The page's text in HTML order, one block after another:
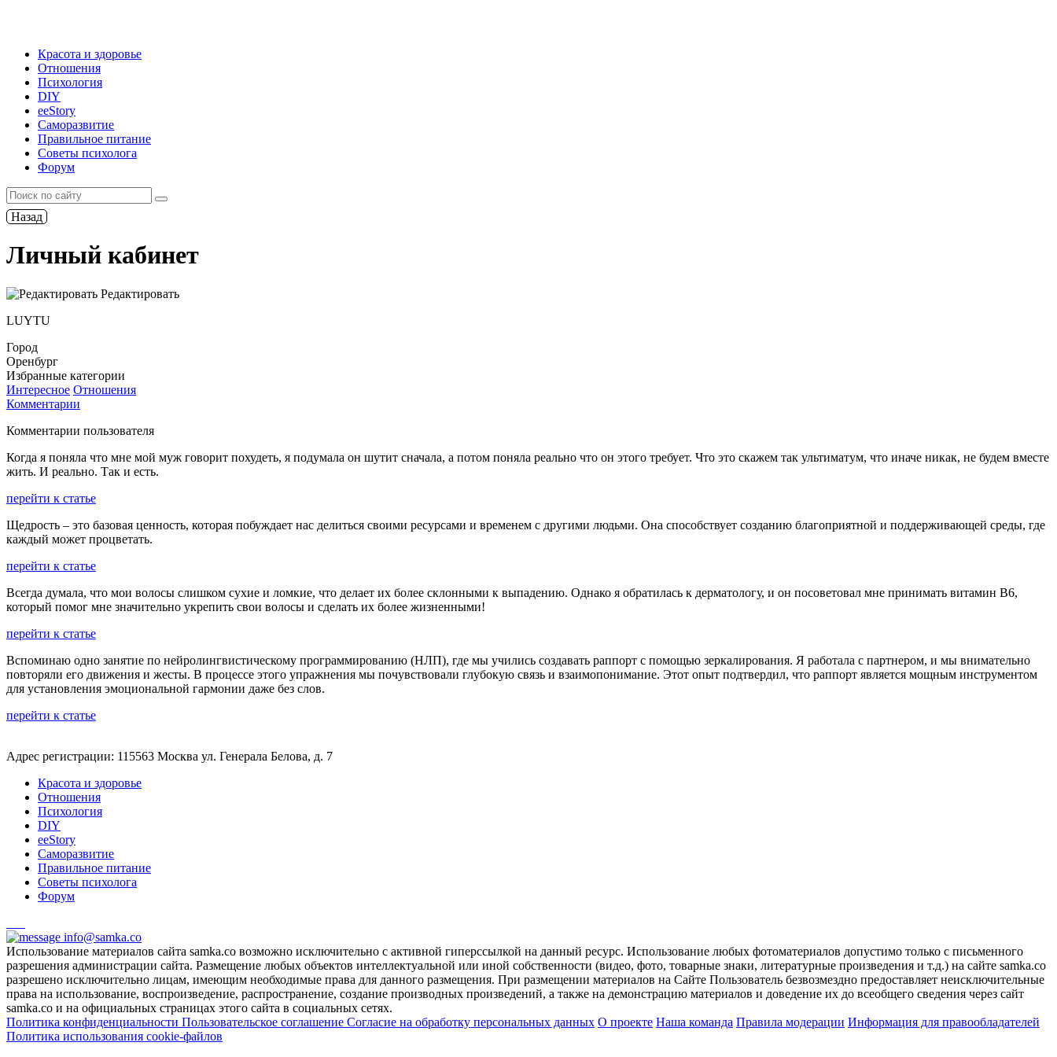
Красота и здоровье
Отношения
Психология
DIY
ееStory
Саморазвитие
Правильное питание
Советы психолога
Форум
Назад
Личный кабинет
Редактировать
LUYTU
Город
Оренбург
Избранные категории
Интересное Отношения
Комментарии
Комментарии пользователя
Когда я поняла что мне мой муж говорит похудеть, я подумала он шутит сначала, а потом поняла реально что он этого требует. Что это скажем так ультиматум, что иначе никак, не будем вместе
жить. И реально. Так и есть.
перейти к статье
Щедрость – это базовая ценность, которая побуждает нас делиться своими ресурсами и временем с другими людьми. Она способствует созданию благоприятной и поддерживающей среды, где
каждый может процветать.
перейти к статье
Всегда думала, что мои волосы слишком сухие и ломкие, что делает их более склонными к выпадению. Однако я обратилась к дерматологу, и он посоветовал мне принимать витамин В6,
который помог мне значительно укрепить свои волосы и сделать их более жизненными!
перейти к статье
Вспоминаю одно занятие по нейролингвистическому программированию (НЛП), где мы учились создавать раппорт с помощью зеркалирования. Я работала с партнером, и мы внимательно
повторяли его движения и жесты. В процессе этого упражнения мы почувствовали глубокую связь и взаимопонимание. Этот опыт подтвердил, что раппорт является мощным инструментом
для установления эмоциональной гармонии даже без слов.
перейти к статье
Адрес регистрации: 115563 Москва ул. Генерала Белова, д. 7
Красота и здоровье
Отношения
Психология
DIY
ееStory
Саморазвитие
Правильное питание
Советы психолога
Форум
info@samka.co
Использование материалов сайта samka.co возможно исключительно с активной гиперссылкой на данный ресурс. Использование любых фотоматериалов допустимо только с письменного
разрешения администрации сайта. Размещение любых объектов интеллектуальной или иной собственности (видео, фото, товарные знаки, литературные произведения и т.д.) на сайте samka.co
разрешено исключительно лицам, имеющим необходимые права для данного размещения. При размещении материалов на Сайте Пользователь безвозмездно предоставляет неисключительные
права на использование, воспроизведение, распространение, создание производных произведений, а также на демонстрацию материалов и доведение их до всеобщего сведения через сайт
samka.co и на официальных страницах этого сайта в социальных сетях.
Политика конфиденциальности Пользовательское соглашение Согласие на обработку персональных данных О проекте Наша команда Правила модерации Информация для правообладателей
Политика использования cookie-файлов